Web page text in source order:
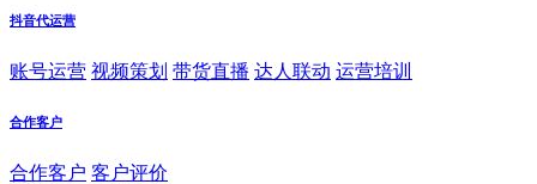
抖音代运营
账号运营 视频策划 带货直播 达人联动 运营培训
合作客户
合作客户 客户评价